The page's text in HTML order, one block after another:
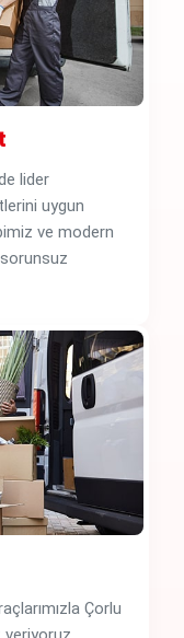
lider
uygun
ve modern
Çorlu